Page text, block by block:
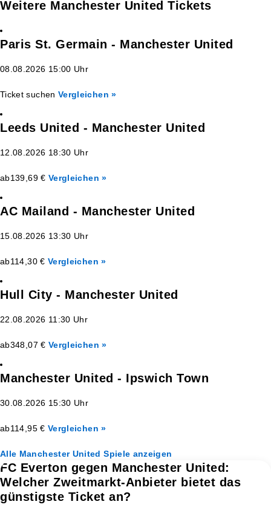
Weitere Manchester United Tickets
Paris St. Germain - Manchester United
08.08.2026 15:00 Uhr
Ticket suchen Vergleichen »
Leeds United - Manchester United
12.08.2026 18:30 Uhr
ab139,69 € Vergleichen »
AC Mailand - Manchester United
15.08.2026 13:30 Uhr
ab114,30 € Vergleichen »
Hull City - Manchester United
22.08.2026 11:30 Uhr
ab348,07 € Vergleichen »
Manchester United - Ipswich Town
30.08.2026 15:30 Uhr
ab114,95 € Vergleichen »
Alle Manchester United Spiele anzeigen
FC Everton gegen Manchester United:
Welcher Zweitmarkt-Anbieter bietet das
günstigste Ticket an?